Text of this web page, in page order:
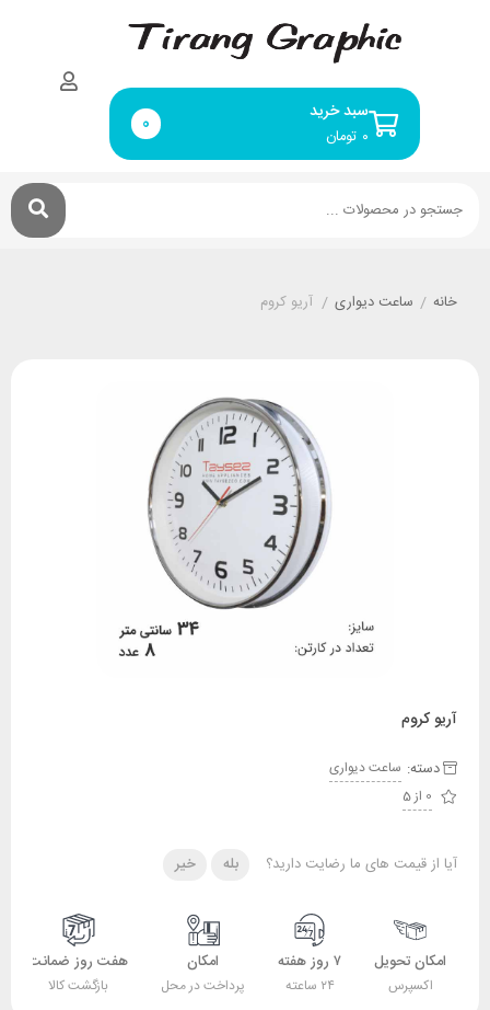
سبد خرید
تومان ۰ 0
خانه / ساعت دیواری / آریو کروم
آریو کروم
دسته: ساعت دیواری
0 از 5
آیا از قیمت های ما رضایت دارید؟ بله خیر
امکان تحویل
اکسپرس
۷ روز هفته
۲۴ ساعته
امکان
پرداخت در محل
هفت روز ضمانت
بازگشت کالا